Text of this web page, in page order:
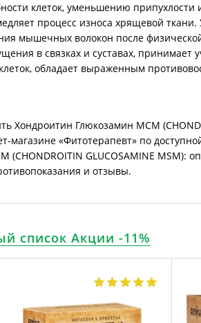
клеток, уменьшению припухлости
процесс износа хрящевой
мышечных волокон после
в связках и суставах, принимает
обладает выраженным
Хондроитин Глюкозамин МСМ
магазине «Фитотерапевт» по
GLUCOSAMINE MSM):
и отзывы.
список Акции -11%